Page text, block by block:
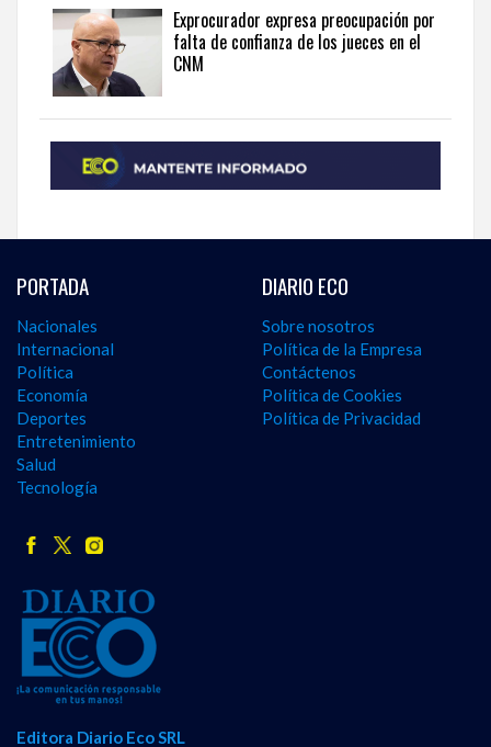
Exprocurador expresa preocupación por
falta de confianza de los jueces en el
CNM
PORTADA
Nacionales
Internacional
Política
Economía
Deportes
Entretenimiento
Salud
Tecnología
DIARIO ECO
Sobre nosotros
Política de la Empresa
Contáctenos
Política de Cookies
Política de Privacidad
Editora Diario Eco SRL